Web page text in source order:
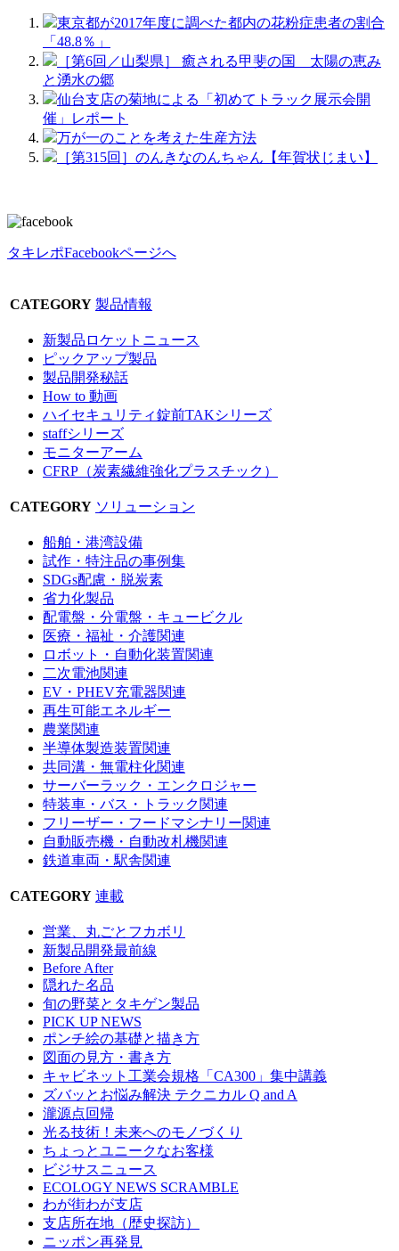
東京都が2017年度に調べた都内の花粉症患者の割合
「48.8％」
［第6回／山梨県］ 癒される甲斐の国 太陽の恵み
と湧水の郷
仙台支店の菊地による「初めてトラック展示会開
催」レポート
万が一のことを考えた生産方法
［第315回］のんきなのんちゃん【年賀状じまい】
タキレポFacebookページへ
CATEGORY 製品情報
新製品ロケットニュース
ピックアップ製品
製品開発秘話
How to 動画
ハイセキュリティ錠前TAKシリーズ
staffシリーズ
モニターアーム
CFRP（炭素繊維強化プラスチック）
CATEGORY ソリューション
船舶・港湾設備
試作・特注品の事例集
SDGs配慮・脱炭素
省力化製品
配電盤・分電盤・キュービクル
医療・福祉・介護関連
ロボット・自動化装置関連
二次電池関連
EV・PHEV充電器関連
再生可能エネルギー
農業関連
半導体製造装置関連
共同溝・無電柱化関連
サーバーラック・エンクロジャー
特装車・バス・トラック関連
フリーザー・フードマシナリー関連
自動販売機・自動改札機関連
鉄道車両・駅舎関連
CATEGORY 連載
営業、丸ごとフカボリ
新製品開発最前線
Before After
隠れた名品
旬の野菜とタキゲン製品
PICK UP NEWS
ポンチ絵の基礎と描き方
図面の見方・書き方
キャビネット工業会規格「CA300」集中講義
ズバッとお悩み解決 テクニカル Q and A
瀧源点回帰
光る技術！未来へのモノづくり
ちょっとユニークなお客様
ビジサスニュース
ECOLOGY NEWS SCRAMBLE
わが街わが支店
支店所在地（歴史探訪）
ニッポン再発見